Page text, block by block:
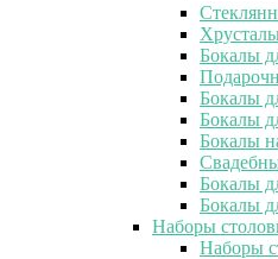
Бокалы
Бокалы
Бокалы
Бокалы
Бокалы
Бокалы
Наборы
Наборы